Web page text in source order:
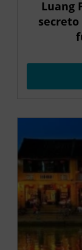
Luang
secreto